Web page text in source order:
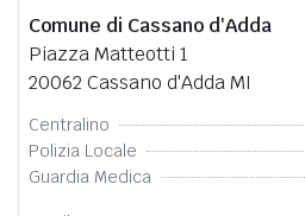
Comune di Cassano d'Adda
Piazza Matteotti 1
20062 Cassano d'Adda MI
Centralino
Polizia Locale
Guardia Medica